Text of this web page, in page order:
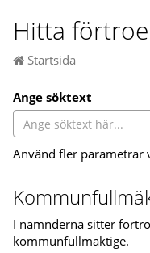
Hitta
Startsida
Ange söktext
Använd fler parametrar
I nämnderna sitter
kommunfullmäktige.